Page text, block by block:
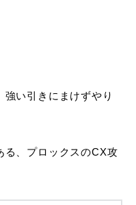
い引きにまけずやり
る、プロックスのCX攻